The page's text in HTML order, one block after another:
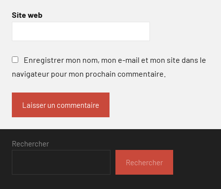
Site web
Enregistrer mon nom, mon e-mail et mon site dans le
navigateur pour mon prochain commentaire.
Rechercher
Rechercher